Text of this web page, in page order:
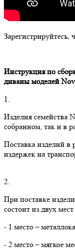
Зарегистрируйтесь,
Инструкция по
диваны моделей
1.
Изделия семейства
собранном, так и в
Поставка изделий в
издержек на
2.
При поставке
состоит из двух
- 1 место –
- 2 место – мягкое